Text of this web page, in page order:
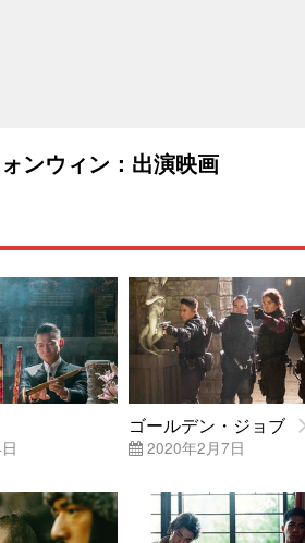
ンウィン：出演映画
ゴールデン・ジョブ
2020年2月7日